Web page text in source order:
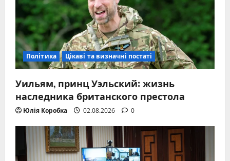
Політика Цікаві та визначні постаті
Уильям, принц Уэльский: жизнь
наследника британского престола
Юлія Коробка 02.08.2026 0